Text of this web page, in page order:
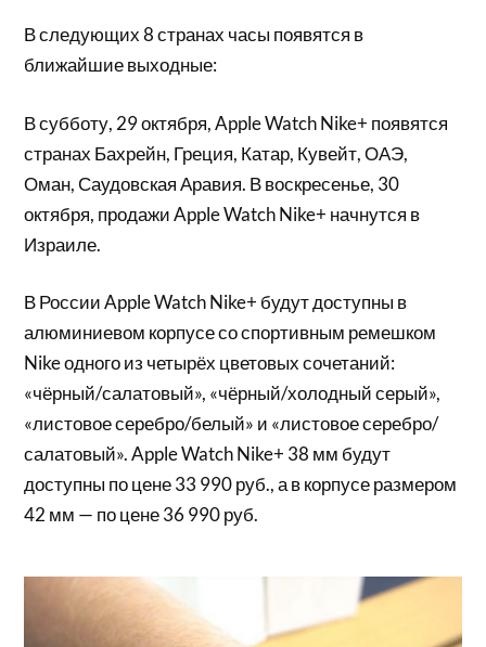
В следующих 8 странах часы появятся в
ближайшие выходные:
В субботу, 29 октября, Apple Watch Nike+ появятся
странах Бахрейн, Греция, Катар, Кувейт, ОАЭ,
Оман, Саудовская Аравия. В воскресенье, 30
октября, продажи Apple Watch Nike+ начнутся в
Израиле.
В России Apple Watch Nike+ будут доступны в
алюминиевом корпусе со спортивным ремешком
Nike одного из четырёх цветовых сочетаний:
«чёрный/салатовый», «чёрный/холодный серый»,
«листовое серебро/белый» и «листовое серебро/
салатовый». Apple Watch Nike+ 38 мм будут
доступны по цене 33 990 руб., а в корпусе размером
42 мм — по цене 36 990 руб.